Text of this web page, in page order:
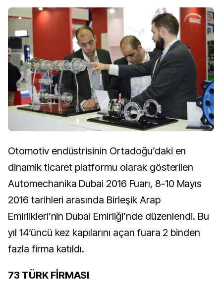
Otomotiv endüstrisinin Ortadoğu’daki en
dinamik ticaret platformu olarak gösterilen
Automechanika Dubai 2016 Fuarı, 8-10 Mayıs
2016 tarihleri arasında Birleşik Arap
Emirlikleri’nin Dubai Emirliği’nde düzenlendi. Bu
yıl 14’üncü kez kapılarını açan fuara 2 binden
fazla firma katıldı.
73 TÜRK FİRMASI